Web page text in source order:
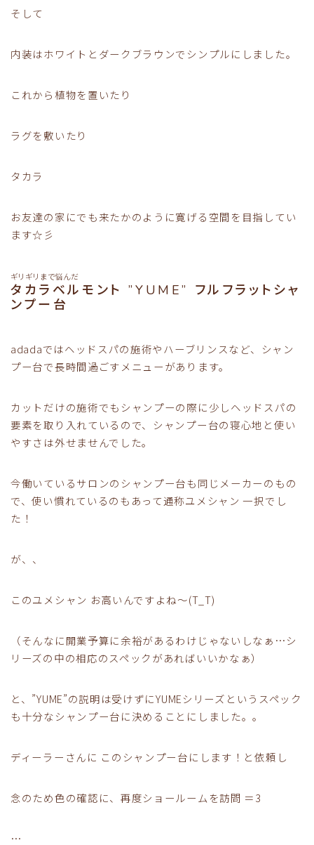
そして
内装はホワイトとダークブラウンでシンプルにしました。
これから植物を置いたり
ラグを敷いたり
タカラ
お友達の家にでも来たかのように寛げる空間を目指してい
ます☆彡
ギリギリまで悩んだ
タカラベルモント ”YUME” フルフラットシャ
ンプー台
adadaではヘッドスパの施術やハーブリンスなど、シャン
プー台で長時間過ごすメニューがあります。
カットだけの施術でもシャンプーの際に少しヘッドスパの
要素を取り入れているので、シャンプー台の寝心地と使い
やすさは外せませんでした。
今働いているサロンのシャンプー台も同じメーカーのもの
で、使い慣れているのもあって通称ユメシャン 一択でし
た！
が、、
このユメシャン お高いんですよね～(T_T)
（そんなに開業予算に余裕があるわけじゃないしなぁ…シ
リーズの中の相応のスペックがあればいいかなぁ）
と、”YUME”の説明は受けずにYUMEシリーズというスペック
も十分なシャンプー台に決めることにしました。。
ディーラーさんに このシャンプー台にします！と依頼し
念のため色の確認に、再度ショールームを訪問 ＝3
…